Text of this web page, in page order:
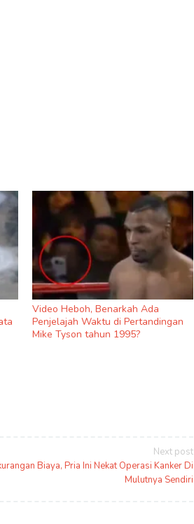
Video Heboh, Benarkah Ada
Penjelajah Waktu di Pertandingan
Mike Tyson tahun 1995?
Next post
Biaya, Pria Ini Nekat Operasi Kanker Di
Mulutnya Sendiri